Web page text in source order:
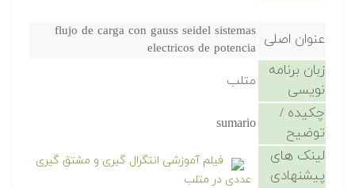
عنوان اصلی flujo de carga con gauss seidel sistemas
electricos de potencia
زبان برنامه
نویسی
متلب
چکیده /
توضیح
sumario
لینک های
پیشنهادی
فیلم آموزشی انتگرال گیری و مشتق گیری
عددی در متلب